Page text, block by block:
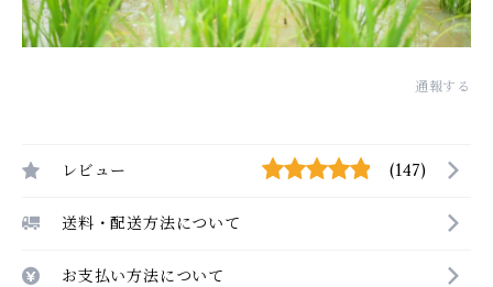
通報する
レビュー (147)
送料・配送方法について
お支払い方法について